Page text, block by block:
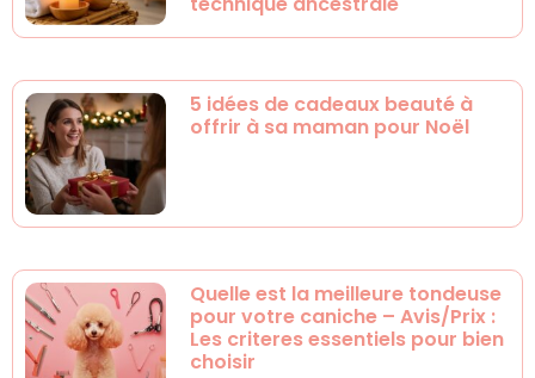
5 idées de cadeaux beauté à
offrir à sa maman pour Noël
Quelle est la meilleure tondeuse
pour votre caniche – Avis/Prix :
Les criteres essentiels pour bien
choisir